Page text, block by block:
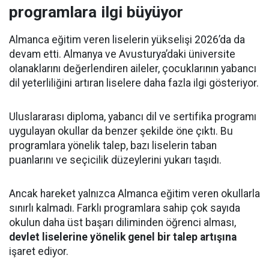
programlara ilgi büyüyor
Almanca eğitim veren liselerin yükselişi 2026’da da
devam etti. Almanya ve Avusturya’daki üniversite
olanaklarını değerlendiren aileler, çocuklarının yabancı
dil yeterliliğini artıran liselere daha fazla ilgi gösteriyor.
Uluslararası diploma, yabancı dil ve sertifika programı
uygulayan okullar da benzer şekilde öne çıktı. Bu
programlara yönelik talep, bazı liselerin taban
puanlarını ve seçicilik düzeylerini yukarı taşıdı.
Ancak hareket yalnızca Almanca eğitim veren okullarla
sınırlı kalmadı. Farklı programlara sahip çok sayıda
okulun daha üst başarı diliminden öğrenci alması,
devlet liselerine yönelik genel bir talep artışına
işaret ediyor.